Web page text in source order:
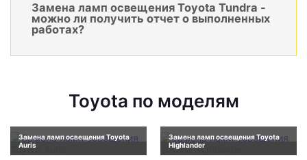
Замена ламп освещения Toyota Tundra -
можно ли получить отчет о выполненных
работах?
Toyota по моделям
Замена ламп освещения Toyota
Auris
Замена ламп освещения Toyota
Highlander